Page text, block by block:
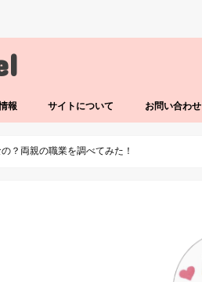
報 サイトについて お問い合わせ
？両親の職業を調べてみた！